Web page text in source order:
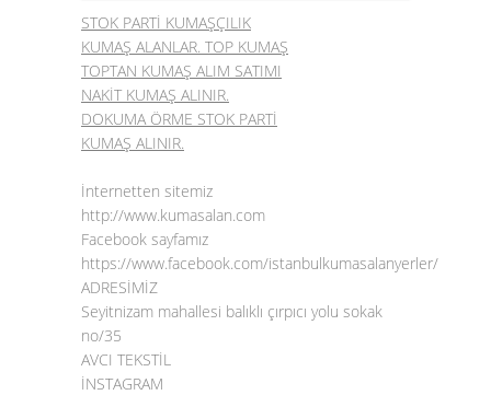
STOK PARTİ KUMAŞÇILIK
KUMAŞ ALANLAR. TOP KUMAŞ
TOPTAN KUMAŞ ALIM SATIMI
NAKİT KUMAŞ ALINIR.
DOKUMA ÖRME STOK PARTİ
KUMAŞ ALINIR.
İnternetten sitemiz
http://www.kumasalan.com
Facebook sayfamız
https://www.facebook.com/istanbulkumasalanyerler/
ADRESİMİZ
Seyitnizam mahallesi balıklı çırpıcı yolu sokak
no/35
AVCI TEKSTİL
İNSTAGRAM